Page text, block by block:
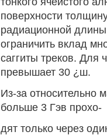
поверхности
радиационной
ограничить вклад
саггиты треков. Для
превышает 30 ¿ш.
Из-за относительно
больше 3 Гэв прохо-
дят только через